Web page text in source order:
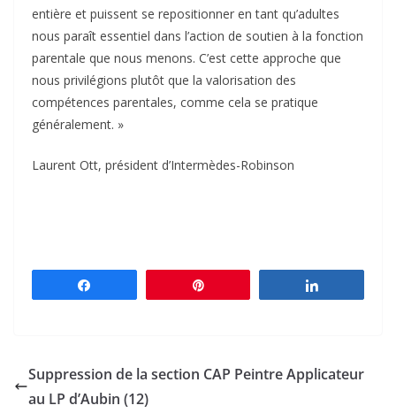
entière et puissent se repositionner en tant qu’adultes
nous paraît essentiel dans l’action de soutien à la fonction
parentale que nous menons. C’est cette approche que
nous privilégions plutôt que la valorisation des
compétences parentales, comme cela se pratique
généralement. »
Laurent Ott, président d’Intermèdes-Robinson
Suppression de la section CAP Peintre Applicateur
au LP d’Aubin (12)